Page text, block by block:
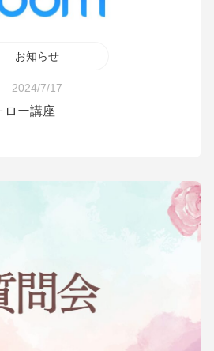
お知らせ
2024/7/17
ロー講座